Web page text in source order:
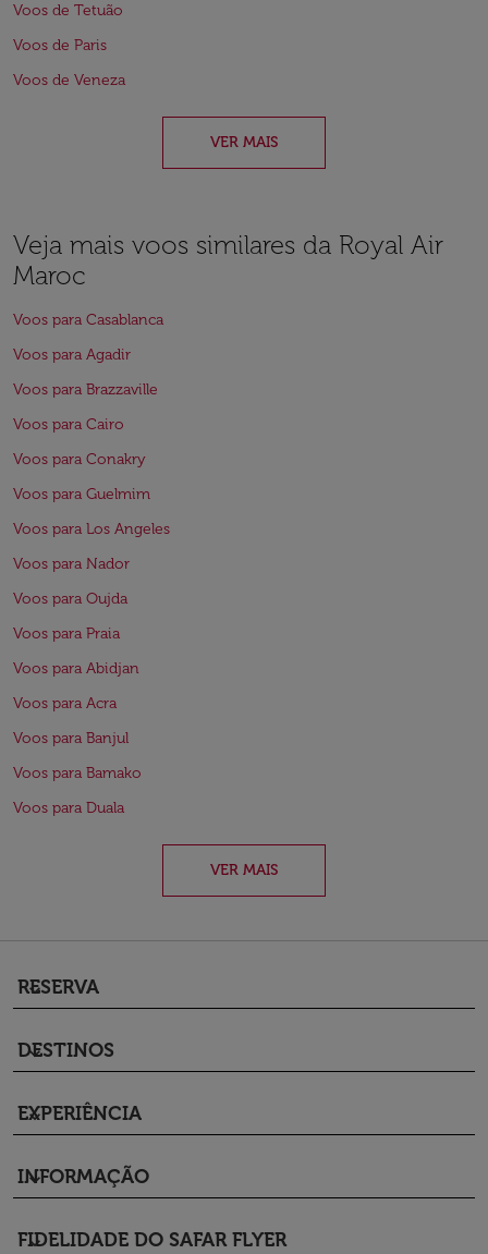
Voos de Tetuão
Voos de Paris
Voos de Veneza
VER MAIS
Veja mais voos similares da Royal Air
Maroc
Voos para Casablanca
Voos para Agadir
Voos para Brazzaville
Voos para Cairo
Voos para Conakry
Voos para Guelmim
Voos para Los Angeles
Voos para Nador
Voos para Oujda
Voos para Praia
Voos para Abidjan
Voos para Acra
Voos para Banjul
Voos para Bamako
Voos para Duala
VER MAIS
RESERVA
keyboard_arrow_down
DESTINOS
keyboard_arrow_down
EXPERIÊNCIA
keyboard_arrow_down
INFORMAÇÃO
keyboard_arrow_down
FIDELIDADE DO SAFAR FLYER
keyboard_arrow_down